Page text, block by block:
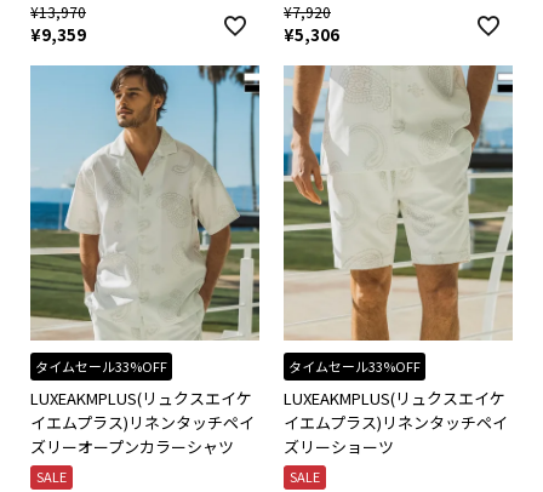
¥13,970
¥9,359
¥7,920
¥5,306
タイムセール33%OFF
LUXEAKMPLUS(リュクスエイケ
イエムプラス)リネンタッチペイ
ズリーオープンカラーシャツ
SALE
タイムセール33%OFF
LUXEAKMPLUS(リュクスエイケ
イエムプラス)リネンタッチペイ
ズリーショーツ
SALE